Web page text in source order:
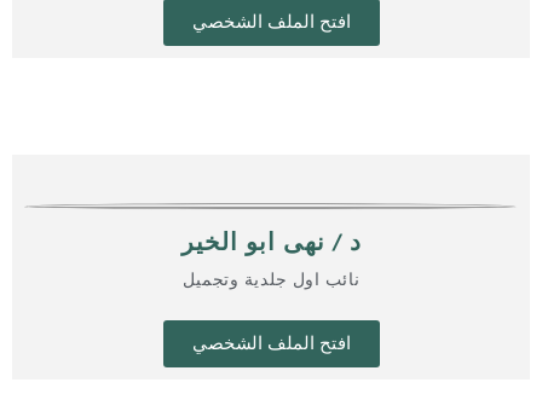
افتح الملف الشخصي
د / نهى ابو الخير
نائب اول جلدية وتجميل
افتح الملف الشخصي